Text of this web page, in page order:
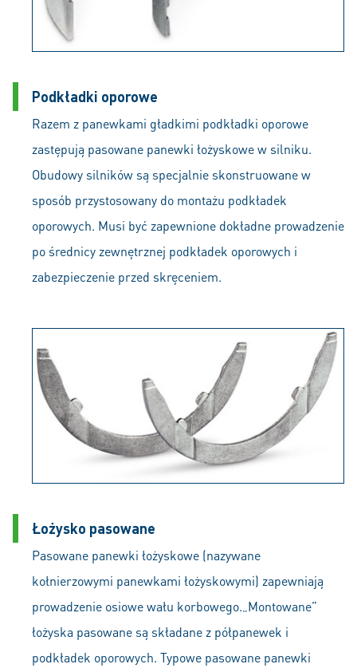
Podkładki oporowe
Razem z panewkami gładkimi podkładki oporowe
zastępują pasowane panewki łożyskowe w silniku.
Obudowy silników są specjalnie skonstruowane w
sposób przystosowany do montażu podkładek
oporowych. Musi być zapewnione dokładne prowadzenie
po średnicy zewnętrznej podkładek oporowych i
zabezpieczenie przed skręceniem.
Łożysko pasowane
Pasowane panewki łożyskowe (nazywane
kołnierzowymi panewkami łożyskowymi) zapewniają
prowadzenie osiowe wału korbowego.„Montowane”
łożyska pasowane są składane z półpanewek i
podkładek oporowych. Typowe pasowane panewki